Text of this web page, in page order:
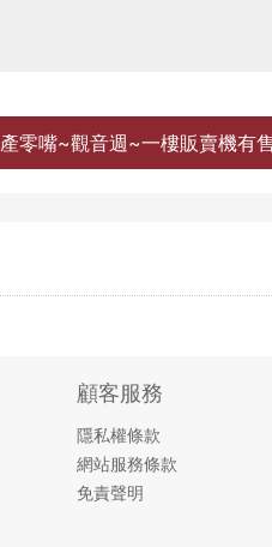
零嘴~觀音週~一樓販賣機有
顧客服務
隱私權條款
網站服務條款
免責聲明